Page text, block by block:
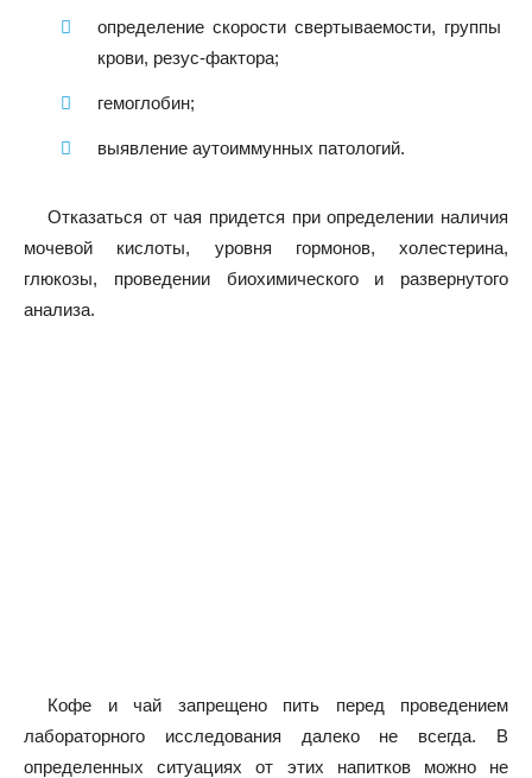
определение скорости свертываемости, группы
крови, резус-фактора;
гемоглобин;
выявление аутоиммунных патологий.
Отказаться от чая придется при определении наличия
мочевой кислоты, уровня гормонов, холестерина,
глюкозы, проведении биохимического и развернутого
анализа.
Кофе и чай запрещено пить перед проведением
лабораторного исследования далеко не всегда. В
определенных ситуациях от этих напитков можно не